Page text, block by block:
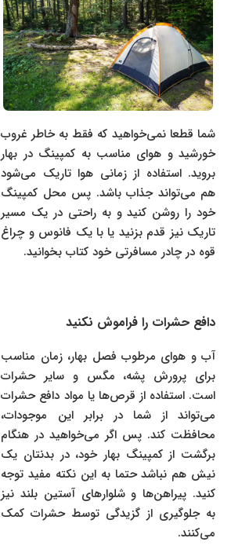
شما قطعا نمی‌خواهید که فقط به خاطر غروب
خورشید و هوای مناسب به کمپینگ در بهار
بروید. استفاده از زمانی هوا تاریک می‌شود
هم می‌تواند جذاب باشد. پس محل کمپینگ
خود را روشن کنید و به راحتی در یک مسیر
تاریک نیز قدم بزنید یا با یک فانوس و چراغ
قوه در چادر مسافرتی خود کتاب بخوانید.
دافع حشرات را فراموش نکنید
آب و هوای مرطوب فصل بهار، زمان مناسب
برای پرورش پشه، مگس و سایر حشرات
است. استفاده از قرص‌ها یا مواد دافع حشرات
می‌تواند از شما در برابر این موجودات،
محافظت کند. پس اگر می‌خواهید در هنگام
برگشت از کمپینگ بهار خود، در بدنتان یک
نیش هم نباشد حتما به این نکته مفید توجه
کنید. پیراهن‌ها و شلوارهای آستین بلند نیز
به جلوگیری از گزیدگی توسط حشرات کمک
می‌کنند.